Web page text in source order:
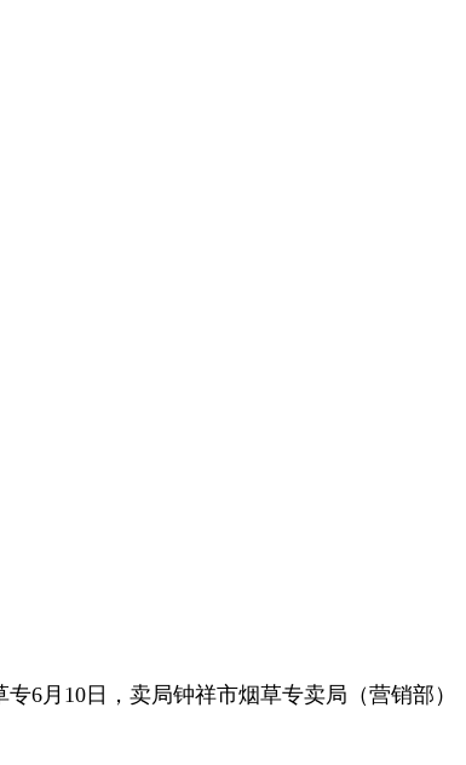
专6月10日，卖局钟祥市烟草专卖局（营销部）